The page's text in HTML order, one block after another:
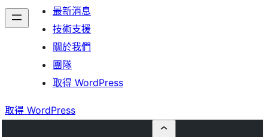
最新消息
技術支援
關於我們
團隊
取得 WordPress
取得 WordPress